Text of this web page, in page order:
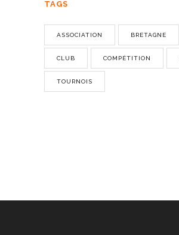
TAGS
ASSOCIATION BRETAGNE
CLUB COMPÉTITION
TOURNOIS